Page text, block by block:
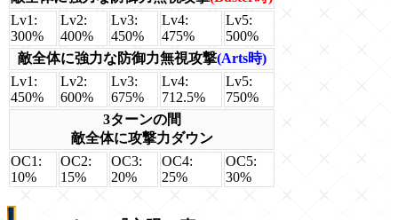
Lv1:
300%
Lv2:
400%
Lv3:
450%
Lv4:
475%
Lv5:
500%
敵全体に強力な防御力無視攻撃(Arts時)
Lv1:
450%
Lv2:
600%
Lv3:
675%
Lv4:
712.5%
Lv5:
750%
3ターンの間
敵全体に攻撃力ダウン
OC1:
10%
OC2:
15%
OC3:
20%
OC4:
25%
OC5:
30%